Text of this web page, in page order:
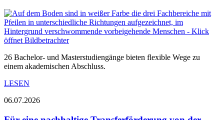
26 Bachelor- und Masterstudiengänge bieten flexible Wege zu
einem akademischen Abschluss.
LESEN
06.07.2026